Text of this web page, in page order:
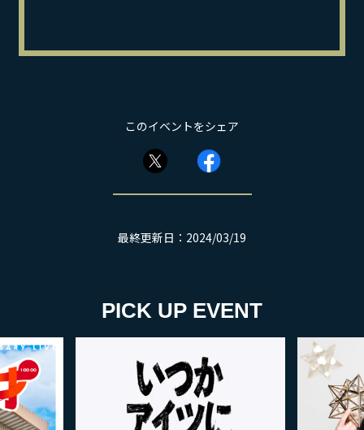
このイベントをシェア
最終更新日：2024/03/19
PICK UP EVENT